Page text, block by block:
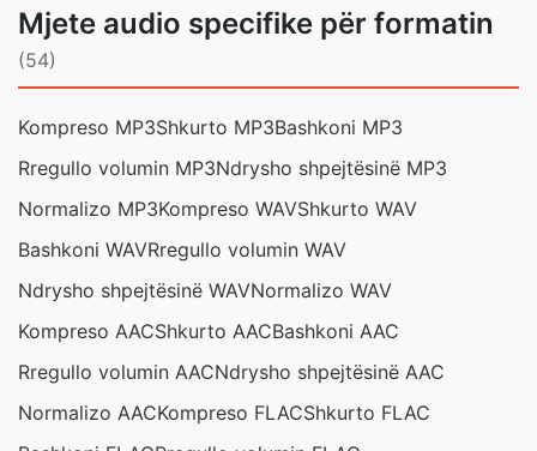
Mjete audio specifike për formatin
(54)
Kompreso MP3Shkurto MP3Bashkoni MP3
Rregullo volumin MP3Ndrysho shpejtësinë MP3
Normalizo MP3Kompreso WAVShkurto WAV
Bashkoni WAVRregullo volumin WAV
Ndrysho shpejtësinë WAVNormalizo WAV
Kompreso AACShkurto AACBashkoni AAC
Rregullo volumin AACNdrysho shpejtësinë AAC
Normalizo AACKompreso FLACShkurto FLAC